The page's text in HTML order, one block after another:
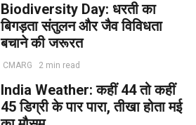
Biodiversity Day: धरती का
बिगड़ता संतुलन और जैव विविधता
बचाने की जरूरत
CMARG 2 min read
India Weather: कहीं 44 तो कहीं
45 डिग्री के पार पारा, तीखा होता मई